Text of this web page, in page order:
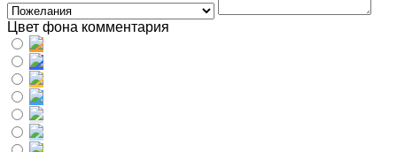
Цвет фона комментария